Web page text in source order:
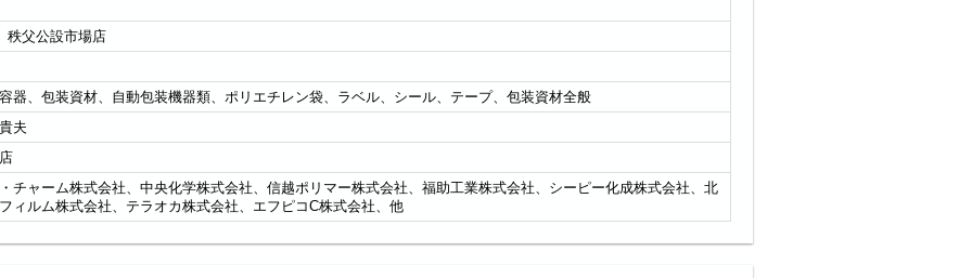
父公設市場店
器、包装資材、自動包装機器類、ポリエチレン袋、ラベル、シール、テープ、包装資材全般
夫
チャーム株式会社、中央化学株式会社、信越ポリマー株式会社、福助工業株式会社、シーピー化成株式会社、北
ィルム株式会社、テラオカ株式会社、エフピコC株式会社、他